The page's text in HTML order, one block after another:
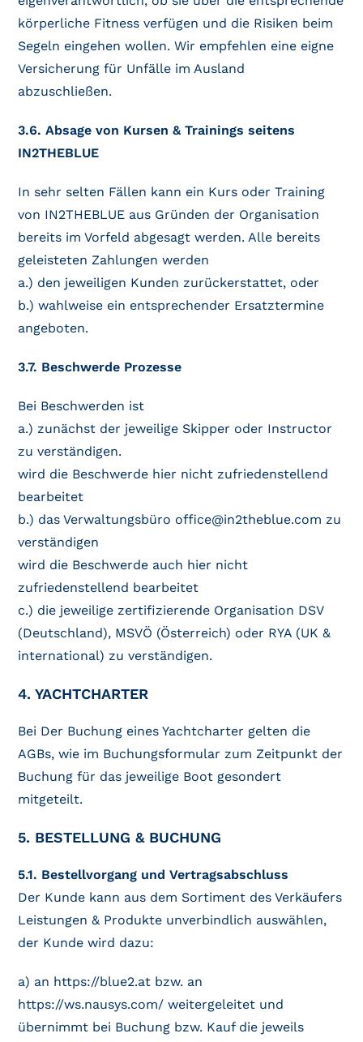
körperliche Fitness verfügen und die Risiken beim
Segeln eingehen wollen. Wir empfehlen eine eigne
Versicherung für Unfälle im Ausland
abzuschließen.
3.6. Absage von Kursen & Trainings seitens
IN2THEBLUE
In sehr selten Fällen kann ein Kurs oder Training
von IN2THEBLUE aus Gründen der Organisation
bereits im Vorfeld abgesagt werden. Alle bereits
geleisteten Zahlungen werden
a.) den jeweiligen Kunden zurückerstattet, oder
b.) wahlweise ein entsprechender Ersatztermine
angeboten.
3.7. Beschwerde Prozesse
Bei Beschwerden ist
a.) zunächst der jeweilige Skipper oder Instructor
zu verständigen.
wird die Beschwerde hier nicht zufriedenstellend
bearbeitet
b.) das Verwaltungsbüro office@in2theblue.com zu
verständigen
wird die Beschwerde auch hier nicht
zufriedenstellend bearbeitet
c.) die jeweilige zertifizierende Organisation DSV
(Deutschland), MSVÖ (Österreich) oder RYA (UK &
international) zu verständigen.
4. YACHTCHARTER
Bei Der Buchung eines Yachtcharter gelten die
AGBs, wie im Buchungsformular zum Zeitpunkt der
Buchung für das jeweilige Boot gesondert
mitgeteilt.
5. BESTELLUNG & BUCHUNG
5.1. Bestellvorgang und Vertragsabschluss
Der Kunde kann aus dem Sortiment des Verkäufers
Leistungen & Produkte unverbindlich auswählen,
der Kunde wird dazu:
a) an https://blue2.at bzw. an
https://ws.nausys.com/ weitergeleitet und
übernimmt bei Buchung bzw. Kauf die jeweils